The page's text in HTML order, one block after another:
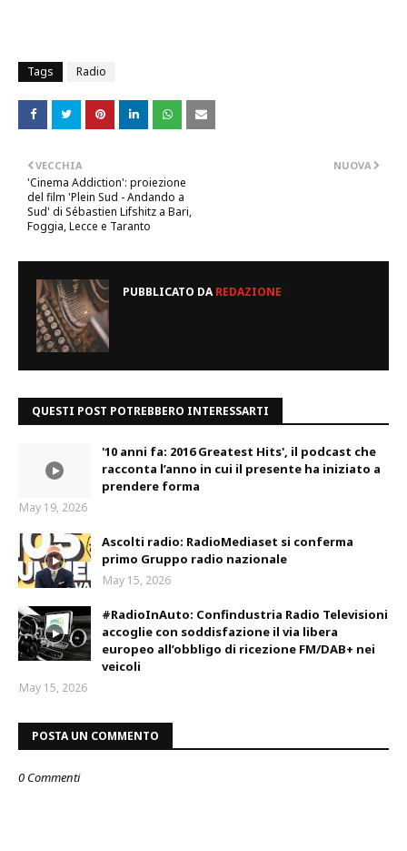
Tags Radio
NUOVA
VECCHIA
'Cinema Addiction': proiezione
del film 'Plein Sud - Andando a
Sud' di Sébastien Lifshitz a Bari,
Foggia, Lecce e Taranto
PUBBLICATO DAREDAZIONE
QUESTI POST POTREBBERO INTERESSARTI
'10 anni fa: 2016 Greatest Hits', il podcast che
racconta l’anno in cui il presente ha iniziato a
prendere forma
May 19, 2026
Ascolti radio: RadioMediaset si conferma
primo Gruppo radio nazionale
May 15, 2026
#RadioInAuto: Confindustria Radio Televisioni
accoglie con soddisfazione il via libera
europeo all’obbligo di ricezione FM/DAB+ nei
veicoli
May 15, 2026
POSTA UN COMMENTO
0 Commenti